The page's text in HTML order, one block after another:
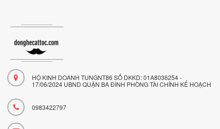
HỘ KINH DOANH TUNGNT86 SỐ DKKD: 01A8036254 -
17/06/2024 UBND QUẬN BA ĐÌNH PHÒNG TÀI CHÍNH KẾ HOẠCH
0983422797